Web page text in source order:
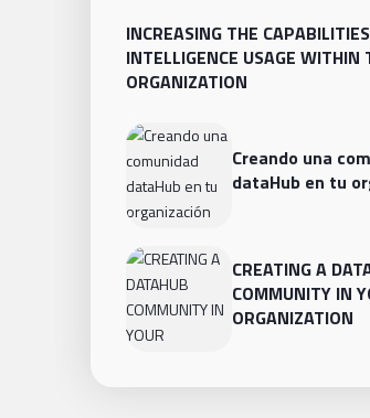
INCREASING THE
INTELLIGENCE USAGE WITHIN
ORGANIZATION
Creando una
dataHub en tu
CREATING A
COMMUNITY IN
ORGANIZATION